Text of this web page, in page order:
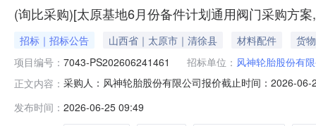
(询比采购)[太原基地6月份备件计划通用阀门采购方
招标｜招标公告 山西省｜太原市｜清徐县 材料配件
货物
项目编号： 7043-PS202606241461 招标单位： 风神轮胎股份有
正文内容： 采购人：风神轮胎股份有限公司报价截止时间：2026-
人见附件1.2项目编号：7043-PS2026062414611.3采购
发布时间： 2026-06-25 09:49